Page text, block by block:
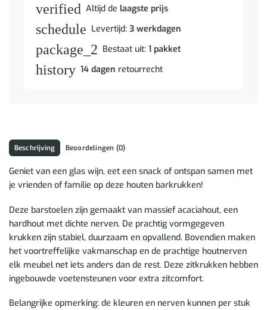
verified Altijd de laagste prijs
schedule Levertijd: 3 werkdagen
package_2 Bestaat uit: 1 pakket
history 14 dagen retourrecht
Beschrijving Beoordelingen (0)
Geniet van een glas wijn, eet een snack of ontspan samen met
je vrienden of familie op deze houten barkrukken!
Deze barstoelen zijn gemaakt van massief acaciahout, een
hardhout met dichte nerven. De prachtig vormgegeven
krukken zijn stabiel, duurzaam en opvallend. Bovendien maken
het voortreffelijke vakmanschap en de prachtige houtnerven
elk meubel net iets anders dan de rest. Deze zitkrukken hebben
ingebouwde voetensteunen voor extra zitcomfort.
Belangrijke opmerking: de kleuren en nerven kunnen per stuk